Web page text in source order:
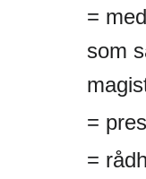
=
som
=
=